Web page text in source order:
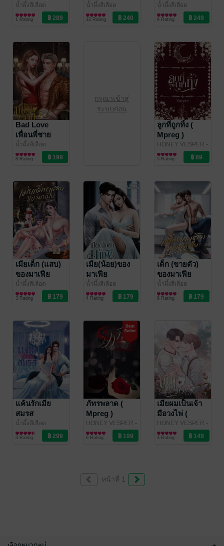
น้ำผึ้งสีเลือด
นิยายรัก
1 Rating
สนิท
น้ำผึ้งสีเลือด
นิยายโรมานซ์
12 Rating
น้ำผึ้งสีเลือด
นิยายรัก
9 Rating
Bad Love
เพื่อนพี่ชาย
น้ำผึ้งสีเลือด
นิยายโรมานซ์
8 Rating
กรุณาเข้าสู่
ระบบก่อน
ลูกที่ถูกทิ้ง (
Mpreg )
HONEY VESPER -
น้ำผึ้งสีเลือด
/ น้ำผึ้ง
สีเลือด
นิยายวาย Boy
Love / Yaoi
5 Rating
เมียเด็ก (แสบ)
ของมาเฟีย
น้ำผึ้งสีเลือด
นิยายรักวัยรุ่น
3 Rating
เมีย(น้อย)ของ
มาเฟีย
น้ำผึ้งสีเลือด
นิยายรัก
4 Rating
เด็ก (ขายตัว)
ของมาเฟีย
น้ำผึ้งสีเลือด
นิยายโรมานซ์
9 Rating
แค้นรักเมีย
สมรส
น้ำผึ้งสีเลือด
นิยายโรมานซ์
3 Rating
ภัทรพลาด (
Mpreg )
HONEY VESPER -
น้ำผึ้งสีเลือด
/ น้ำผึ้ง
สีเลือด
นิยายวาย Boy
Love / Yaoi
6 Rating
เมียผมเป็นเจ้า
มือวงไพ่ (
Mpreg )
HONEY VESPER -
น้ำผึ้งสีเลือด
/ น้ำผึ้ง
สีเลือด
นิยายวาย Boy
Love / Yaoi
3 Rating
หน้าที่ 1